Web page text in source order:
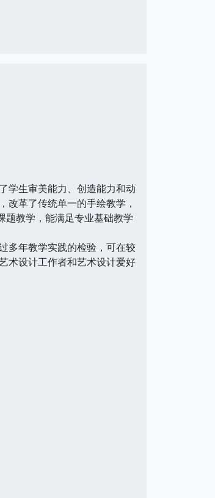
生审美能力、创造能力和动
革了传统单一的手绘教学，
题教学，能满足专业基础教学
多年教学实践的检验，可在较
术设计工作者和艺术设计爱好